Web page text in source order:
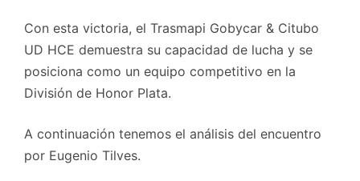
Con esta victoria, el Trasmapi Gobycar & Citubo
UD HCE demuestra su capacidad de lucha y se
posiciona como un equipo competitivo en la
División de Honor Plata.
A continuación tenemos el análisis del encuentro
por Eugenio Tilves.